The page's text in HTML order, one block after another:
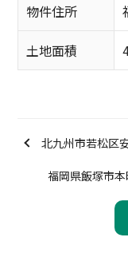
物件住所
土地面積
北九州市若松区
福岡県飯塚市